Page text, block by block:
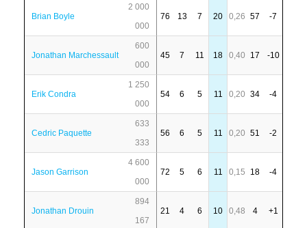
Brian Boyle
2 000
000
76 13 7 20 0,26 57 -7
Jonathan Marchessault
600
000
45 7 11 18 0,40 17 -10
Erik Condra
1 250
000
54 6 5 11 0,20 34 -4
Cedric Paquette
633
333
56 6 5 11 0,20 51 -2
Jason Garrison
4 600
000
72 5 6 11 0,15 18 -4
Jonathan Drouin
894
167
21 4 6 10 0,48 4 +1